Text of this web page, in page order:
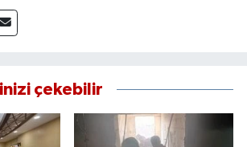
çekebilir